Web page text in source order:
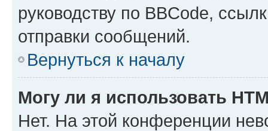
руководству по BBCode,
отправки сообщений.
Вернуться к началу
Могу ли я использовать
Нет. На этой конференции